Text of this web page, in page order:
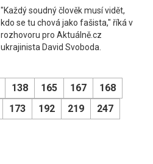
"Každý soudný člověk musí vidět,
kdo se tu chová jako fašista," říká v
rozhovoru pro Aktuálně.cz
ukrajinista David Svoboda.
138 165 167
168
173 192 219
247